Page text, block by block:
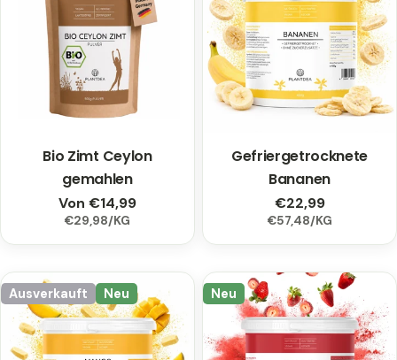
Typ:
Bio Zimt Ceylon
gemahlen
Regulärer
Preis
Von €14,99
EINZELPREIS
€29,98/PRO
KG
Typ:
Gefriergetrocknete
Bananen
Regulärer
Preis
€22,99
EINZELPREIS
€57,48/PRO
KG
Ausverkauft Neu Neu